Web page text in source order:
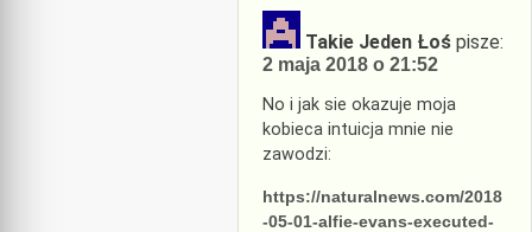
Takie Jeden Łoś pisze:
2 maja 2018 o 21:52
No i jak sie okazuje moja
kobieca intuicja mnie nie
zawodzi:
https://naturalnews.com/2018
-05-01-alfie-evans-executed-